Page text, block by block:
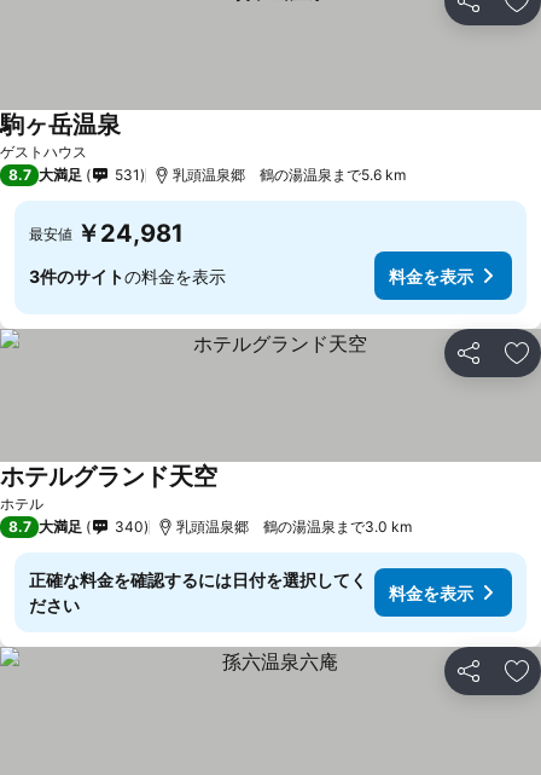
シェア お
ゲストハウス
駒ヶ岳温泉
8.7 大満足 531 乳頭温泉郷 鶴の湯温泉まで5.6 km
最安値 ￥24,981
3件のサイトの料金を表示 料金を表示
シェア お
ホテル
ホテルグランド天空
8.7 大満足 340 乳頭温泉郷 鶴の湯温泉まで3.0 km
正確な料金を確認するには日付を選択してく
ださい
料金を表示
シェア お